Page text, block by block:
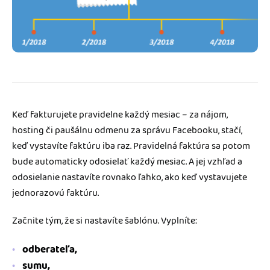
Katalóg doplnkov
Podnikateľský servis
Keď fakturujete pravidelne každý mesiac – za nájom,
hosting či paušálnu odmenu za správu Facebooku, stačí,
keď vystavíte faktúru iba raz. Pravidelná faktúra sa potom
bude automaticky odosielať každý mesiac. A jej vzhľad a
odosielanie nastavíte rovnako ľahko, ako keď vystavujete
jednorazovú faktúru.
Začnite tým, že si nastavíte šablónu. Vyplníte:
odberateľa,
sumu,